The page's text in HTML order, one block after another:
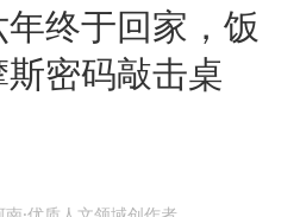
终于回家，饭
密码敲击桌